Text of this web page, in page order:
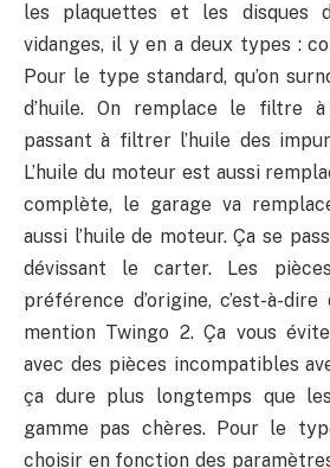
les plaquettes et les disques
vidanges, il y en a deux types :
Pour le type standard, qu’on
d’huile. On remplace le filtre
passant à filtrer l’huile des
L’huile du moteur est aussi
complète, le garage va
aussi l’huile de moteur. Ça se
dévissant le carter. Les
préférence d’origine, c’est-à-
mention Twingo 2. Ça vous
avec des pièces incompatibles
ça dure plus longtemps que
gamme pas chères. Pour le
choisir en fonction des